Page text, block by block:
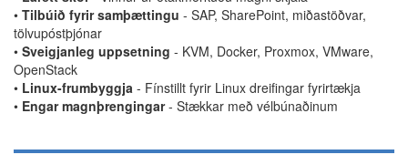
• Tilbúið fyrir samþættingu - SAP, SharePoint, miðastöðvar,
tölvupóstþjónar
• Sveigjanleg uppsetning - KVM, Docker, Proxmox, VMware,
OpenStack
• Linux-frumbyggja - Fínstillt fyrir Linux dreifingar fyrirtækja
• Engar magnþrengingar- Stækkar með vélbúnaðinum